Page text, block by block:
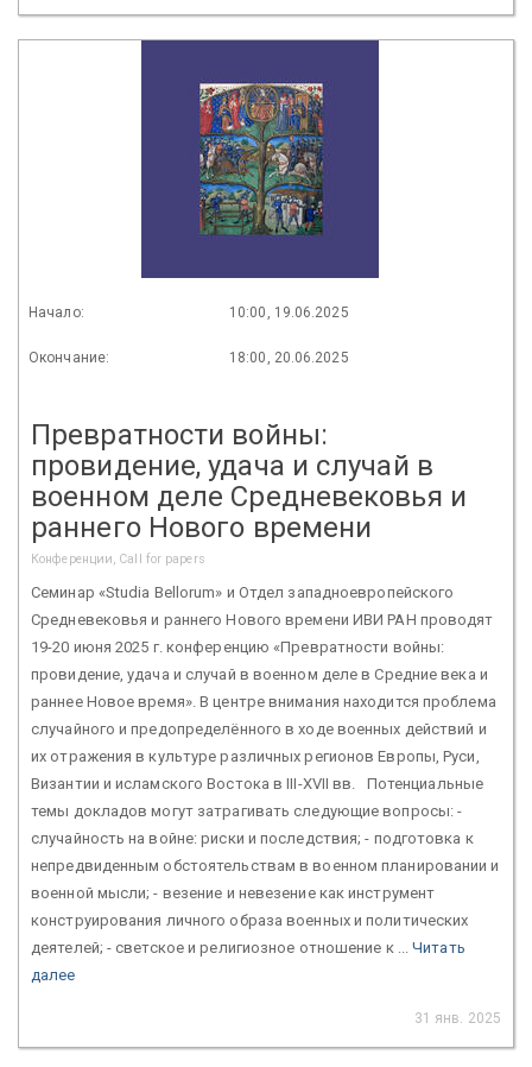
Начало: 10:00, 19.06.2025
Окончание: 18:00, 20.06.2025
Превратности войны:
провидение, удача и случай в
военном деле Средневековья и
раннего Нового времени
Конференции, Call for papers
Семинар «Studia Bellorum» и Отдел западноевропейского
Средневековья и раннего Нового времени ИВИ РАН проводят
19-20 июня 2025 г. конференцию «Превратности войны:
провидение, удача и случай в военном деле в Средние века и
раннее Новое время». В центре внимания находится проблема
случайного и предопределённого в ходе военных действий и
их отражения в культуре различных регионов Европы, Руси,
Византии и исламского Востока в III-XVII вв. Потенциальные
темы докладов могут затрагивать следующие вопросы: -
случайность на войне: риски и последствия; - подготовка к
непредвиденным обстоятельствам в военном планировании и
военной мысли; - везение и невезение как инструмент
конструирования личного образа военных и политических
деятелей; - светское и религиозное отношение к ...Читать
далее
31 янв. 2025